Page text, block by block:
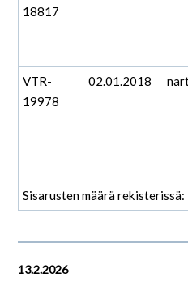
18817
VTR-
19978
02.01.2018
Sisarusten määrä rekisterissä:
13.2.2026